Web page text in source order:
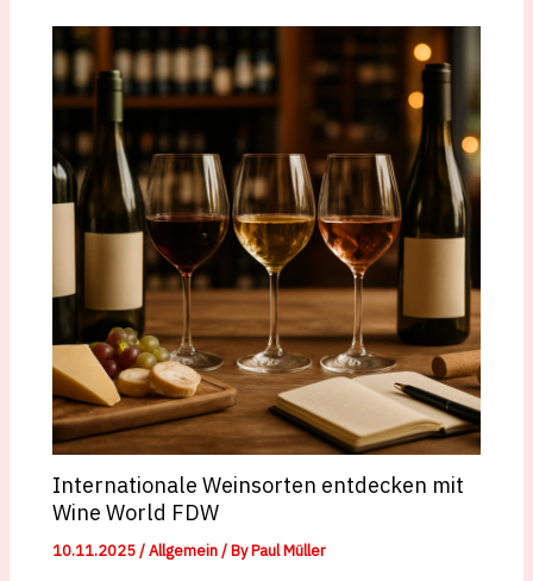
Internationale Weinsorten entdecken mit
Wine World FDW
10.11.2025/Allgemein/ ByPaul Müller